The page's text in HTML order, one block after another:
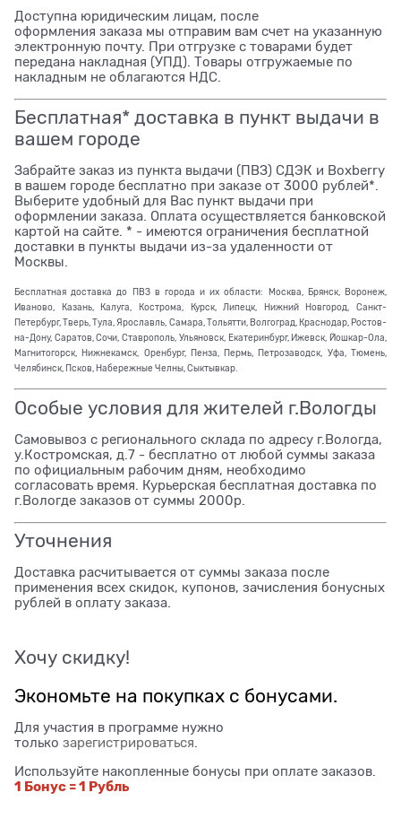
Доступна юридическим лицам, после
оформления заказа мы отправим вам счет на указанную
электронную почту. При отгрузке с товарами будет
передана накладная (УПД). Товары отгружаемые по
накладным не облагаются НДС.
Бесплатная* доставка в пункт выдачи в
вашем городе
Забрайте заказ из пункта выдачи (ПВЗ) СДЭК и Boxberry
в вашем городе бесплатно при заказе от 3000 рублей*.
Выберите удобный для Вас пункт выдачи при
оформлении заказа. Оплата осуществляется банковской
картой на сайте. * - имеются ограничения бесплатной
доставки в пункты выдачи из-за удаленности от
Москвы.
Бесплатная доставка до ПВЗ в города и их области: Москва, Брянск, Воронеж,
Иваново, Казань, Калуга, Кострома, Курск, Липецк, Нижний Новгород, Санкт-
Петербург, Тверь, Тула, Ярославль, Самара, Тольятти, Волгоград, Краснодар, Ростов-
на-Дону, Саратов, Сочи, Ставрополь, Ульяновск, Екатеринбург, Ижевск, Йошкар-Ола,
Магнитогорск, Нижнекамск, Оренбург, Пенза, Пермь, Петрозаводск, Уфа, Тюмень,
Челябинск, Псков, Набережные Челны, Сыктывкар.
Особые условия для жителей г.Вологды
Самовывоз с регионального склада по адресу г.Вологда,
у.Костромская, д.7 - бесплатно от любой суммы заказа
по официальным рабочим дням, необходимо
согласовать время. Курьерская бесплатная доставка по
г.Вологде заказов от суммы 2000р.
Уточнения
Доставка расчитывается от суммы заказа после
применения всех скидок, купонов, зачисления бонусных
рублей в оплату заказа.
Хочу скидку!
Экономьте на покупках с бонусами.
Для участия в программе нужно
только зарегистрироваться.
Используйте накопленные бонусы при оплате заказов.
1 Бонус = 1 Рубль